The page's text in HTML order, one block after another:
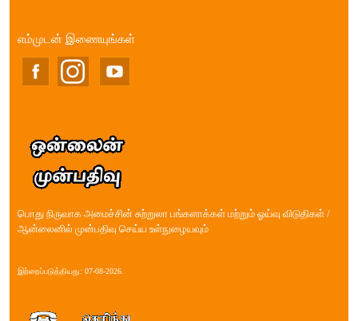
எம்முடன் இணையுங்கள்
பொது நிருவாக அமைச்சின் சுற்றுலா பங்களாக்கள் மற்றும் ஓய்வு விடுதிகள் /
ஆன்லைனில் முன்பதிவு செய்ய உள்நுழையவும்
இற்றைப்படுத்தியது: 07-08-2026.